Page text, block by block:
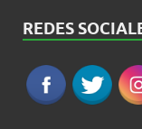
REDES